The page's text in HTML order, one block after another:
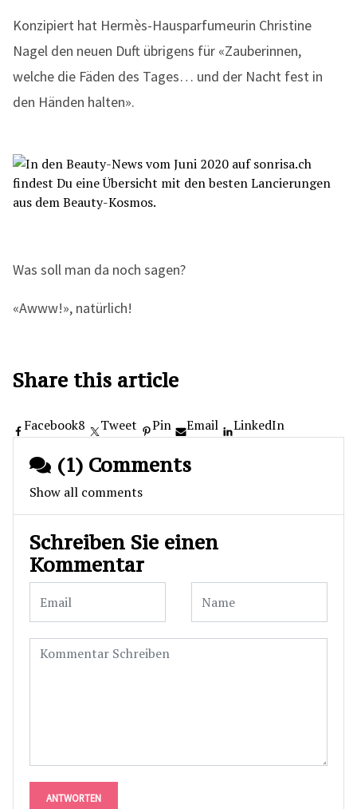
Konzipiert hat Hermès-Hausparfumeurin Christine
Nagel den neuen Duft übrigens für «Zauberinnen,
welche die Fäden des Tages… und der Nacht fest in
den Händen halten».
Was soll man da noch sagen?
«Awww!», natürlich!
Share this article
Facebook8 Tweet Pin Email LinkedIn
(1) Comments
Show all comments
Schreiben Sie einen
Kommentar
ANTWORTEN